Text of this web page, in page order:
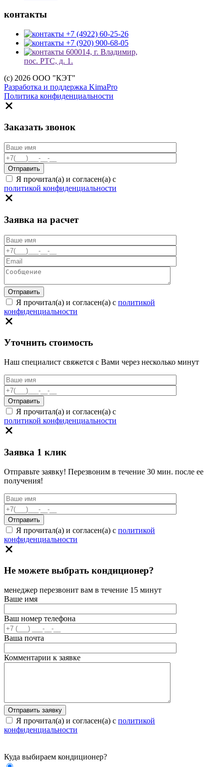
контакты
+7 (4922) 60-25-26
+7 (920) 900-68-05
600014, г. Владимир,
пос. РТС, д. 1.
(c) 2026 ООО "КЭТ"
Разработка и поддержка KimaPro
Политика конфиденциальности
Заказать звонок
Я прочитал(а) и согласен(а) с
политикой конфиденциальности
Заявка на расчет
Я прочитал(а) и согласен(а) с политикой
конфиденциальности
Уточнить стоимость
Наш специалист свяжется с Вами через несколько минут
Я прочитал(а) и согласен(а) с
политикой конфиденциальности
Заявка 1 клик
Отправьте заявку! Перезвоним в течение 30 мин. после ее
получения!
Я прочитал(а) и согласен(а) с политикой
конфиденциальности
Не можете выбрать кондиционер?
менеджер перезвонит вам в течение 15 минут
Ваше имя
Ваш номер телефона
Ваша почта
Комментарии к заявке
Я прочитал(а) и согласен(а) с политикой
конфиденциальности
Куда выбираем кондиционер?